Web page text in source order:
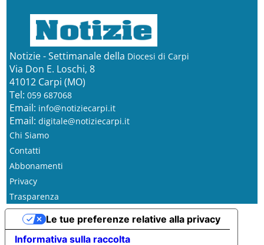
Notizie - Settimanale della Diocesi di Carpi
Via Don E. Loschi, 8
41012 Carpi (MO)
Tel: 059 687068
Email: info@notiziecarpi.it
Email: digitale@notiziecarpi.it
Chi Siamo
Contatti
Abbonamenti
Privacy
Trasparenza
Informativa sulla raccolta
Le tue preferenze relative alla privacy